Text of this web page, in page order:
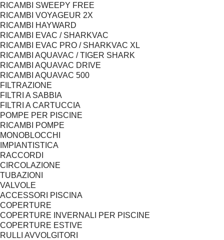
RICAMBI SWEEPY FREE
RICAMBI VOYAGEUR 2X
RICAMBI HAYWARD
RICAMBI EVAC / SHARKVAC
RICAMBI EVAC PRO / SHARKVAC XL
RICAMBI AQUAVAC / TIGER SHARK
RICAMBI AQUAVAC DRIVE
RICAMBI AQUAVAC 500
FILTRAZIONE
FILTRI A SABBIA
FILTRI A CARTUCCIA
POMPE PER PISCINE
RICAMBI POMPE
MONOBLOCCHI
IMPIANTISTICA
RACCORDI
CIRCOLAZIONE
TUBAZIONI
VALVOLE
ACCESSORI PISCINA
COPERTURE
COPERTURE INVERNALI PER PISCINE
COPERTURE ESTIVE
RULLI AVVOLGITORI